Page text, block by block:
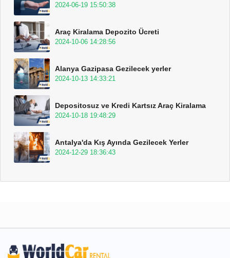
2024-06-19 15:50:38
Araç Kiralama Depozito Ücreti
2024-10-06 14:28:56
Alanya Gazipasa Gezilecek yerler
2024-10-13 14:33:21
Depositosuz ve Kredi Kartsız Araç Kiralama
2024-10-18 19:48:29
Antalya'da Kış Ayında Gezilecek Yerler
2024-12-29 18:36:43